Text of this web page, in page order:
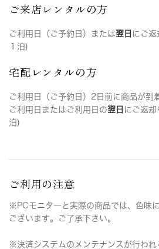
ご来店レンタルの方
ご利用日（ご予約日）または翌日 にご
１泊)
宅配レンタルの方
ご利用日（ご予約日）2日前に商品が到
ご利用日またはご利用日の翌日 にご返却
泊)
ご利用の注意
※PCモニターと実際の商品では、色味
ございます。ご了承下さい。
※決済システムのメンテナンスが行われ